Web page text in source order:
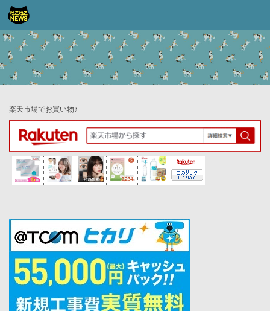
コンテンツへスキップ
楽天市場でお買い物♪